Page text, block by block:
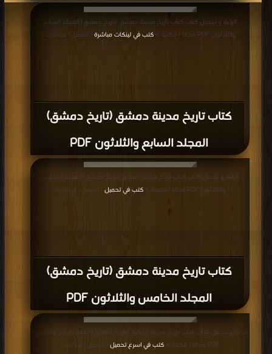
كتاب تاريخ مدينة دمشق (تاريخ دمشق)
المجلد السابع والثلاثون PDF
قراءة و تحميل كتاب كتاب تاريخ مدينة دمشق (تاريخ دمشق) المجلد السابع
والثلاثون PDF مجانا | مكتبة >
كتب في لينكات مباشرة | التحميل : مرة/مرات
كتاب تاريخ مدينة دمشق (تاريخ دمشق)
المجلد الخامس والثلاثون PDF
قراءة و تحميل كتاب كتاب تاريخ مدينة دمشق (تاريخ دمشق) المجلد الخامس
والثلاثون PDF مجانا | مكتبة >
كتب في تحميل | التحميل : مرة/مرات
قراءة و تحميل كتاب كتاب تاريخ مدينة دمشق (تاريخ دمشق) المجلد الرابع والثلاثون
PDF مجانا | مكتبة >
كتب في اسرع تحميل | التحميل : مرة/مرات